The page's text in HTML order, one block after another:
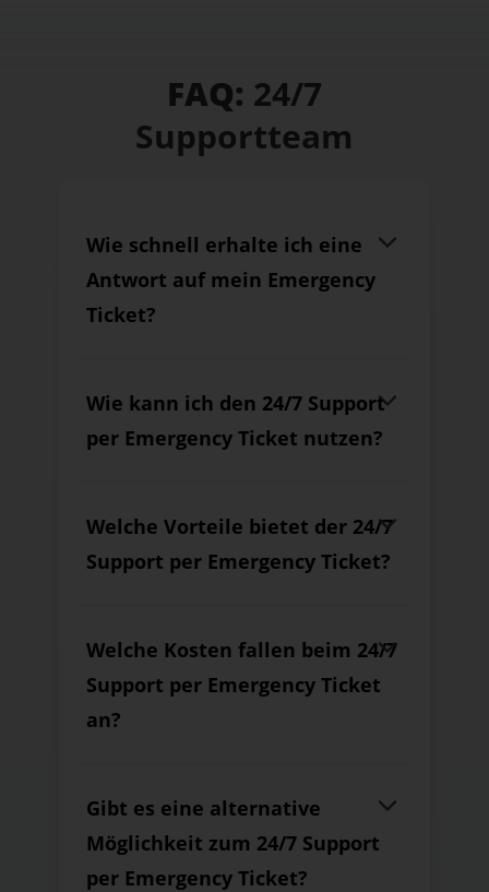
FAQ: 24/7
Supportteam
Wie schnell erhalte ich eine
Antwort auf mein Emergency
Ticket?
Wie kann ich den 24/7 Support
per Emergency Ticket nutzen?
Welche Vorteile bietet der 24/7
Support per Emergency Ticket?
Welche Kosten fallen beim 24/7
Support per Emergency Ticket
an?
Gibt es eine alternative
Möglichkeit zum 24/7 Support
per Emergency Ticket?